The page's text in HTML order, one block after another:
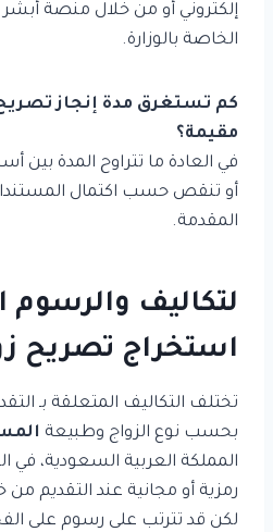
إلكتروني أو من خلال منصة أبشر
الخاصة بالوزارة.
كم تستغرق مدة إنجاز تصريح
مقيمة؟
في العادة ما تتراوح المدة بين
أو تنقص حسب اكتمال
المقدمة.
لتكاليف والرسوم
استخراج تصريح
تختلف التكاليف المتعلقة بـ
بحسب نوع الزواج وطبيعة
المملكة العربية السعودية، في
رمزية أو مجانية عند التقديم
لكن قد تترتب على رسوم على